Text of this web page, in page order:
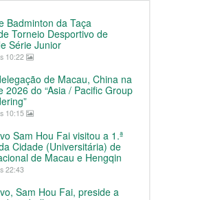
Badminton da Taça
Torneio Desportivo de
Série Junior
10:22
de Macau, China na
2026 do “Asia / Pacific Group
10:15
Sam Hou Fai visitou a 1.ª
Cidade (Universitária) de
de Macau e Hengqin
22:43
Sam Hou Fai, preside a